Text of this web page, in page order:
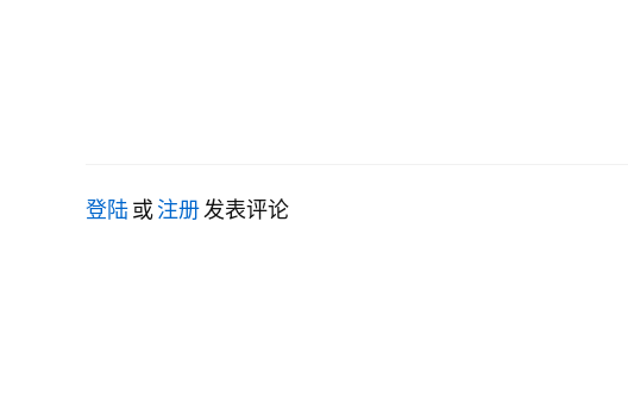
登陆或注册发表评论